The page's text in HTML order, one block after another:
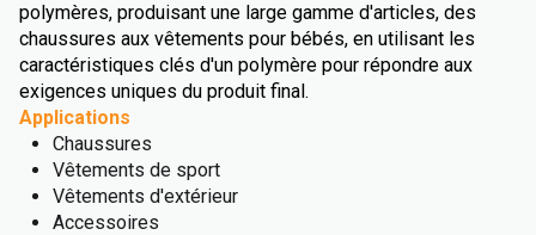
polymères, produisant une large gamme d'articles, des
chaussures aux vêtements pour bébés, en utilisant les
caractéristiques clés d'un polymère pour répondre aux
exigences uniques du produit final.
Applications
Chaussures
Vêtements de sport
Vêtements d'extérieur
Accessoires